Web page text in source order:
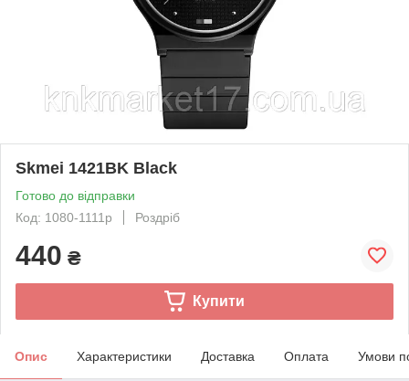
Skmei 1421BK Black
Готово до відправки
Код: 1080-1111р
Роздріб
440 ₴
Купити
Опис Характеристики Доставка Оплата Умови